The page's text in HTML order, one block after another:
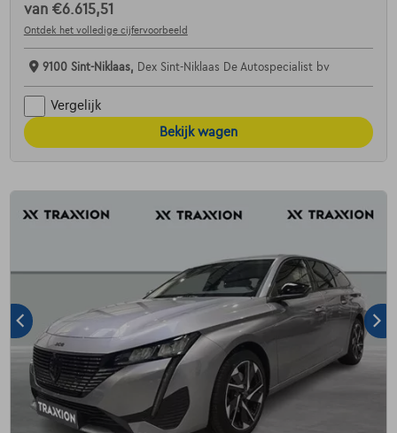
van €6.615,51
Ontdek het volledige cijfervoorbeeld
9100 Sint-Niklaas, Dex Sint-Niklaas De Autospecialist bv
Vergelijk
Bekijk wagen